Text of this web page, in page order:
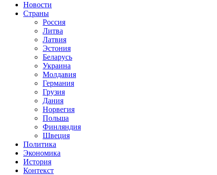
Новости
Страны
Россия
Литва
Латвия
Эстония
Беларусь
Украина
Молдавия
Германия
Грузия
Дания
Норвегия
Польша
Финляндия
Швеция
Политика
Экономика
История
Контекст